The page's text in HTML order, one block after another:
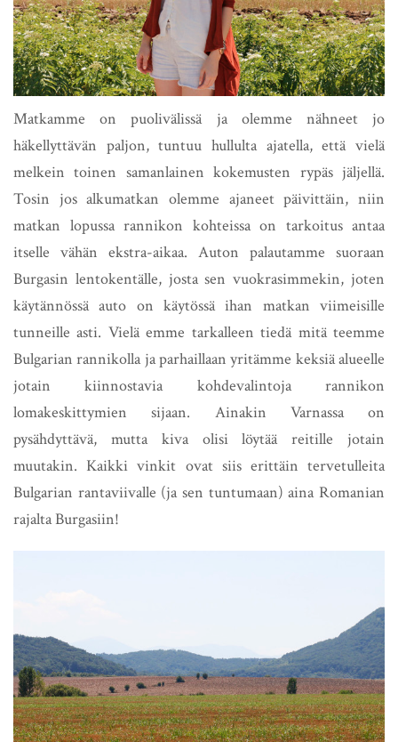
Matkamme on puolivälissä ja olemme nähneet jo
häkellyttävän paljon, tuntuu hullulta ajatella, että vielä
melkein toinen samanlainen kokemusten rypäs jäljellä.
Tosin jos alkumatkan olemme ajaneet päivittäin, niin
matkan lopussa rannikon kohteissa on tarkoitus antaa
itselle vähän ekstra-aikaa. Auton palautamme suoraan
Burgasin lentokentälle, josta sen vuokrasimmekin, joten
käytännössä auto on käytössä ihan matkan viimeisille
tunneille asti. Vielä emme tarkalleen tiedä mitä teemme
Bulgarian rannikolla ja parhaillaan yritämme keksiä alueelle
jotain kiinnostavia kohdevalintoja rannikon
lomakeskittymien sijaan. Ainakin Varnassa on
pysähdyttävä, mutta kiva olisi löytää reitille jotain
muutakin. Kaikki vinkit ovat siis erittäin tervetulleita
Bulgarian rantaviivalle (ja sen tuntumaan) aina Romanian
rajalta Burgasiin!